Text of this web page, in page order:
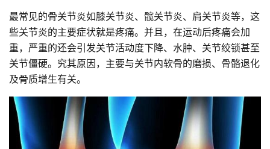
最常见的骨关节炎如膝关节炎、髋关节炎、肩关节炎等，这
些关节炎的主要症状就是疼痛。并且，在运动后疼痛会加
重，严重的还会引发关节活动度下降、水肿、关节绞锁甚至
关节僵硬。究其原因，主要与关节内软骨的磨损、骨骼退化
及骨质增生有关。